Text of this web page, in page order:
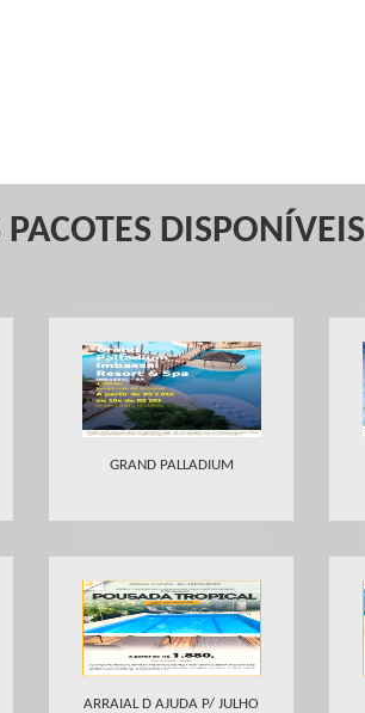
DISPONÍVEIS
GRAND PALLADIUM
ARRAIAL D AJUDA P/ JULHO